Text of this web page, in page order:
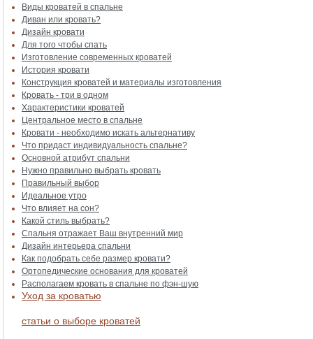
Виды кроватей в спальне
Диван или кровать?
Дизайн кровати
Для того чтобы спать
Изготовление современных кроватей
История кровати
Конструкция кроватей и материалы изготовления
Кровать - три в одном
Характеристики кроватей
Центральное место в спальне
Кровати - необходимо искать альтернативу
Что придаст индивидуальность спальне?
Основной атрибут спальни
Нужно правильно выбрать кровать
Правильный выбор
Идеальное утро
Что влияет на сон?
Какой стиль выбрать?
Спальня отражает Ваш внутренний мир
Дизайн интерьера спальни
Как подобрать себе размер кровати?
Ортопедические основания для кроватей
Располагаем кровать в спальне по фэн-шую
Уход за кроватью
статьи о выборе кроватей